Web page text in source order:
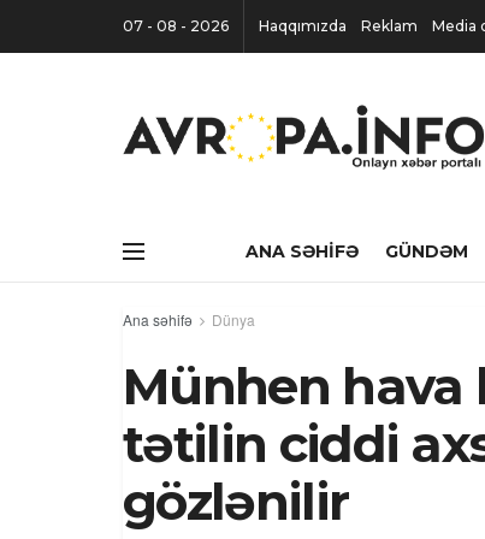
07 - 08 - 2026 Haqqımızda Reklam Media
ANA SƏHIFƏ GÜNDƏM
Ana səhifə Dünya
Münhen hava
tətilin ciddi
gözlənilir